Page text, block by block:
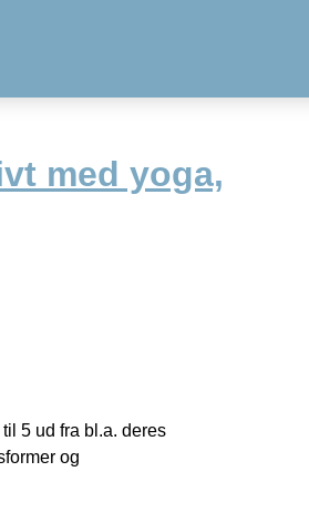
med yoga,
5 ud fra bl.a. deres
og